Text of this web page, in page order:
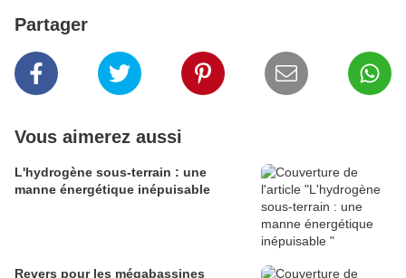
Partager
Vous aimerez aussi
L'hydrogène sous-terrain : une
manne énergétique inépuisable
Revers pour les mégabassines